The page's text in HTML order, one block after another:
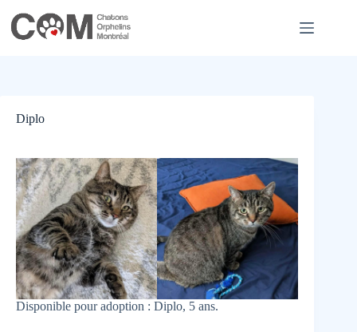
content
Diplo
Disponible pour adoption : Diplo, 5 ans.